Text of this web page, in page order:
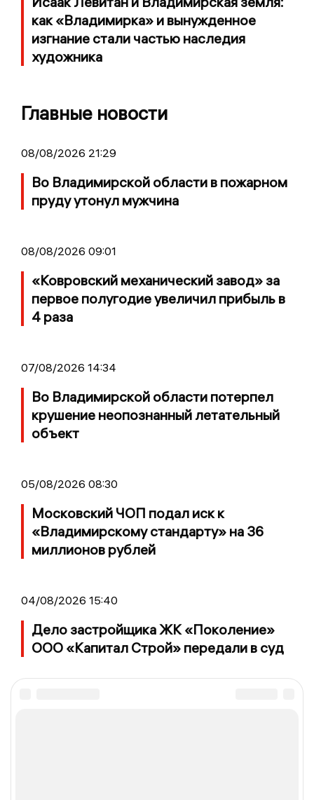
как «Владимирка» и вынужденное
изгнание стали частью наследия
художника
Главные новости
08/08/2026 21:29
Во Владимирской области в пожарном
пруду утонул мужчина
08/08/2026 09:01
«Ковровский механический завод» за
первое полугодие увеличил прибыль в
4 раза
07/08/2026 14:34
Во Владимирской области потерпел
крушение неопознанный летательный
объект
05/08/2026 08:30
Московский ЧОП подал иск к
«Владимирскому стандарту» на 36
миллионов рублей
04/08/2026 15:40
Дело застройщика ЖК «Поколение»
ООО «Капитал Строй» передали в суд